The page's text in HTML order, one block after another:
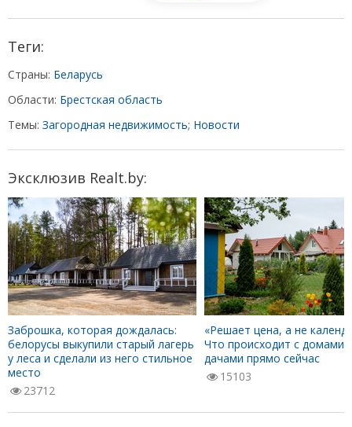
Теги:
Страны: Беларусь
Области: Брестская область
Темы: Загородная недвижимость; Новости
Эксклюзив Realt.by:
Заброшка, которая дождалась:
белорусы выкупили старый лагерь
у леса и сделали из него стильное
место
23712
«Решает цена, а не
Что происходит с домами
дачами прямо сейчас
15103